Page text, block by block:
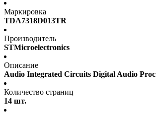
Маркировка
TDA7318D013TR
Производитель
STMicroelectronics
Описание
Audio Integrated Circuits Digital Audio Proc
Количество страниц
14 шт.